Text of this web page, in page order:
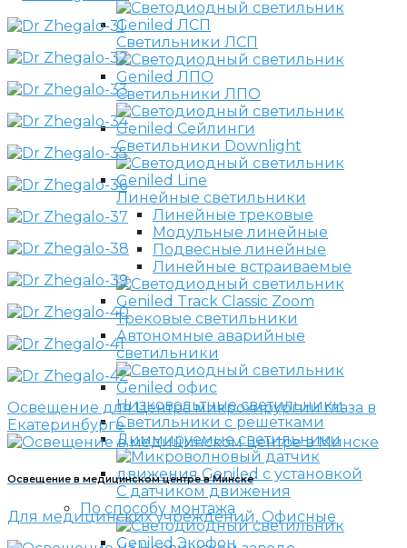
Светильники ЛСП
Светильники ЛПО
Светильники Downlight
Линейные светильники
Линейные трековые
Модульные линейные
Подвесные линейные
Линейные встраиваемые
Трековые светильники
Автономные аварийные
светильники
Низковольтные светильники
Светильники с решетками
Диммируемые светильники
С датчиком движения
По способу монтажа
Освещение для Центра микрохирургии глаза в
Екатеринбурге
Освещение в медицинском центре в Минске
Для медицинских учреждений, Офисные